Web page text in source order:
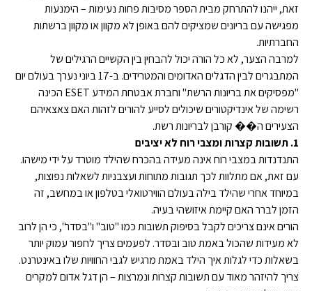
זאת, ייהנו להתרחק מבית הספר מסיבות פחות נעימות – הימנעות
מפגישה עם בריונים שמציקים להם באופן לא מקוון או מקוון ברשתות
החברתיות.
למרבה הצער, לא כל הורה יכול להבחין בין הקשיים הרגילים של
המתבגרים לבין הדגלים האדומים והמטרידים. ב-17 ביוני נערך בעולם יום
"מפסיקים את בריונות הרשת" וחברת אבטחת המידע ESET הכינה
רשימה של אינדיקטורים שיכולים לסייע להורים לזהות האם צאצאיהם
הצעירים ה�� קורבן לבריונות רשת.
1. תשובות קצרות ומצבי רוח לא יציבים
התנדנדות במצבי רוח אינה מעידה בהכרח שהילד מוטרד על ידי מישהו.
עם זאת, אם מתלוות לכך תגובות מתוחות ועצבניות לשאלות נפוצות,
במיוחד אחרי שהילד בילה בעולם הווירטואלי בטלפון או במחשב, זה
הזמן לברר האם קיימת איזושהי בעיה.
הורים אינם צריכים לקבל בסיפוק תשובות כמו "טוב" ו"בסדר", כי הן לרוב
לא מעידות שהכול באמת טוב ובסדר. לפעמים צריך לחפור עמוק יותר
בשאלות כדי לגלות איך הילד באמת מרגיש לגבי החוויות שלו באינטרנט.
צריך להיזהר מאוד עם תשובות קצרות ונמרצות – הן דגל אדום למקרים